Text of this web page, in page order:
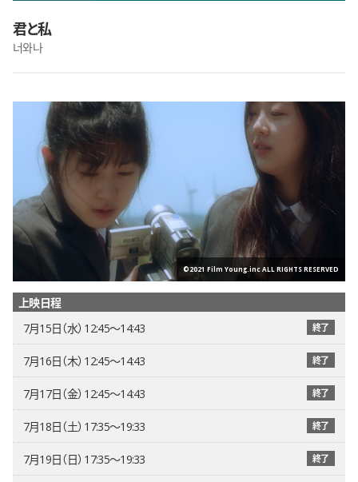
君と私
너와나
©2021 Film Young.inc ALL RIGHTS RESERVED
上映日程
7月15日（水） 12:45〜14:43
終了
7月16日（木） 12:45〜14:43 終了
7月17日（金） 12:45〜14:43 終了
7月18日（土） 17:35〜19:33 終了
7月19日（日） 17:35〜19:33 終了